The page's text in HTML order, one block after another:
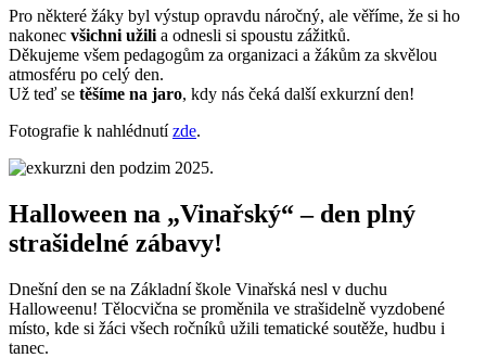
Pro některé žáky byl výstup opravdu náročný, ale věříme, že si ho
nakonec všichni užili a odnesli si spoustu zážitků.
Děkujeme všem pedagogům za organizaci a žákům za skvělou
atmosféru po celý den.
Už teď se těšíme na jaro, kdy nás čeká další exkurzní den!
Fotografie k nahlédnutízde.
.
Halloween na „Vinařský“ – den plný
strašidelné zábavy!
Dnešní den se na Základní škole Vinařská nesl v duchu
Halloweenu! Tělocvična se proměnila ve strašidelně vyzdobené
místo, kde si žáci všech ročníků užili tematické soutěže, hudbu i
tanec.